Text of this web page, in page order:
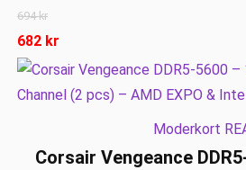
694kr
682 kr
Moderkort
Corsair Vengeance